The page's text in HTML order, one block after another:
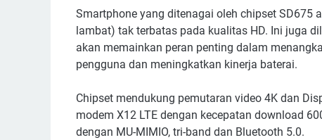
Smartphone yang ditenagai oleh chipset SD675
lambat) tak terbatas pada kualitas HD. Ini juga
akan memainkan peran penting dalam
pengguna dan meningkatkan kinerja baterai.
Chipset mendukung pemutaran video 4K dan
modem X12 LTE dengan kecepatan download
dengan MU-MIMIO, tri-band dan Bluetooth 5.0.